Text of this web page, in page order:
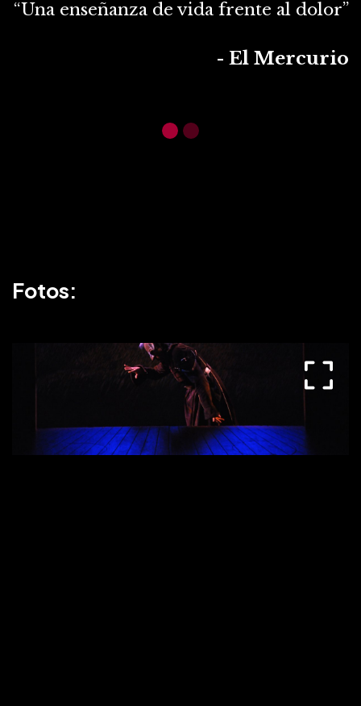
“Una enseñanza de vida frente al dolor”
- El Mercurio
Fotos: